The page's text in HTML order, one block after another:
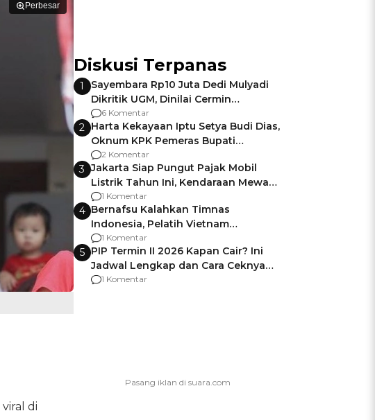
Perbesar
viral di
Diskusi Terpanas
1
Sayembara Rp10 Juta Dedi Mulyadi
Dikritik UGM, Dinilai Cermin
Gagalnya Negara Jamin Keamanan
6 Komentar
2 Harta Kekayaan Iptu Setya Budi Dias,
Oknum KPK Pemeras Bupati
Pemalang
2 Komentar
3 Jakarta Siap Pungut Pajak Mobil
Listrik Tahun Ini, Kendaraan Mewah
Kena hingga 75% PKB
1 Komentar
4 Bernafsu Kalahkan Timnas
Indonesia, Pelatih Vietnam
Berencana Pakai Jimat di Pakansari
1 Komentar
5 PIP Termin II 2026 Kapan Cair? Ini
Jadwal Lengkap dan Cara Ceknya
agar Dana Tidak Hangus!
1 Komentar